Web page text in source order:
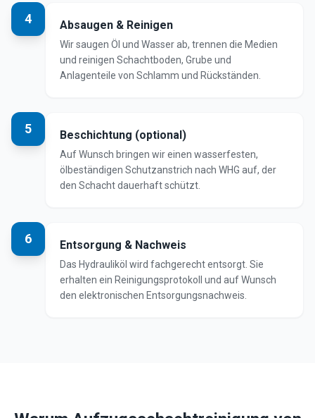
4 Absaugen & Reinigen
Wir saugen Öl und Wasser ab, trennen die Medien
und reinigen Schachtboden, Grube und
Anlagenteile von Schlamm und Rückständen.
5 Beschichtung (optional)
Auf Wunsch bringen wir einen wasserfesten,
ölbeständigen Schutzanstrich nach WHG auf, der
den Schacht dauerhaft schützt.
6 Entsorgung & Nachweis
Das Hydrauliköl wird fachgerecht entsorgt. Sie
erhalten ein Reinigungsprotokoll und auf Wunsch
den elektronischen Entsorgungsnachweis.